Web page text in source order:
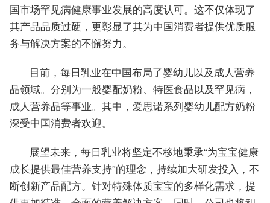
国市场罕见病健康事业发展的高度认可。这不仅体现了
其产品品质过硬，更彰显了其为中国消费者提供优质服
务与解决方案的不懈努力。
目前，每日乳业在中国布局了婴幼儿以及成人营养
品领域。分别为一般婴配奶粉、特医食品以及罕见病，
成人营养品等事业。其中，爱思诺系列婴幼儿配方奶粉
深受中国消费者欢迎。
展望未来，每日乳业将坚定不移地秉承“为宝宝健康
成长提供最佳营养支持”的理念，持续加大研发投入，不
断创新产品配方。针对特殊体质宝宝的多样化需求，提